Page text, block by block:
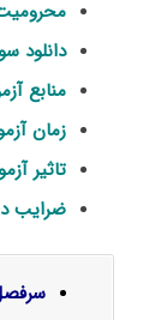
دانلود
منابع
زمان
تاثیر
ضرایب